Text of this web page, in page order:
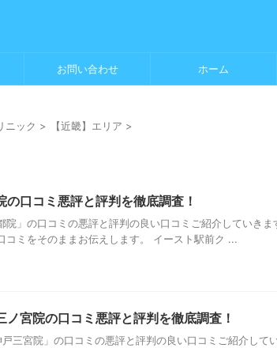
お問い合わせ ホーム
ニック > 【近畿】エリア >
の口コミ悪評と評判を徹底調査！
院」の口コミの悪評と評判の良い口コミご紹介していき
ミをそのままお伝えします。 イースト駅前ク ...
ノ宮院の口コミ悪評と評判を徹底調査！
三宮院」の口コミの悪評と評判の良い口コミご紹介して